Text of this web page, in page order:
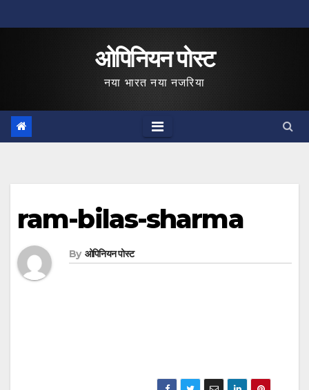
to
ओपिनियन पोस्ट
नया भारत नया नजरिया
ram-bilas-sharma
By ओपिनियन पोस्ट